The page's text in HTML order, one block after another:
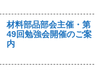
材料部品部会主催・第
49回勉強会開催のご案
内